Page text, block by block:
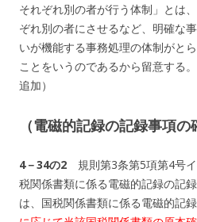
それぞれ別の者が行う体制」とは
ぞれ別の者にさせるなど、明確な
いが機能する事務処理の体制がと
ことをいうのであるから留意する
追加）
（電磁的記録の記録事項の
4－34の2 規則第3条第5項第4号
税関係書類に係る電磁的記録の記
は、国税関係書類に係る電磁的記